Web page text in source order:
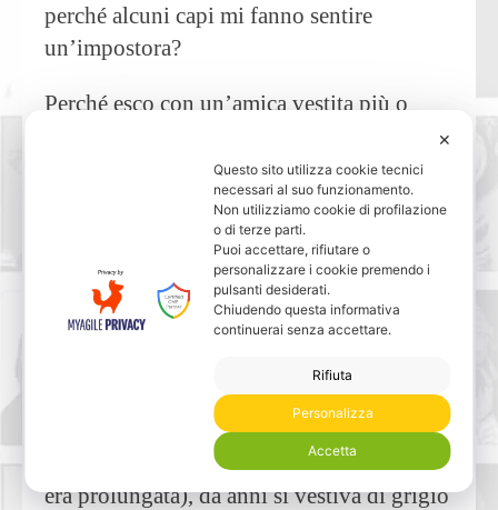
perché alcuni capi mi fanno sentire
un’impostora?
Perché esco con un’amica vestita più o
Non sono domande nuove, ma di rado le
ho viste affrontate con questa pulizia.
Provo a fare un esempio dal mio lavoro,
sennò di queste cose si parla a vuoto.
Una mia cliente, avvocata penalista a
Milano (era arrivata in ritardo, ricordo,
scusandosi tre volte per un'udienza che si
era prolungata), da anni si vestiva di grigio
✕
Questo sito utilizza cookie tecnici
necessari al suo funzionamento.
Non utilizziamo cookie di profilazione
o di terze parti.
Puoi accettare, rifiutare o
personalizzare i cookie premendo i
pulsanti desiderati.
Chiudendo questa informativa
continuerai senza accettare.
Accetta
Rifiuta
Personalizza